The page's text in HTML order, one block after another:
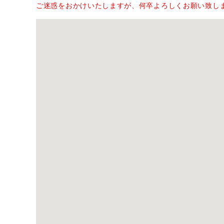
ご迷惑をおかけいたしますが、何卒よろしくお願い致し